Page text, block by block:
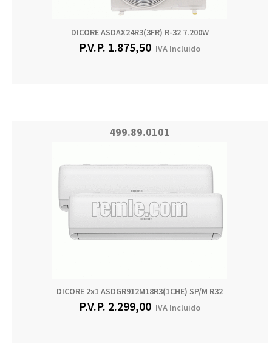
DICORE ASDAX24R3(3FR) R-32 7.200W
P.V.P. 1.875,50 IVA Incluido
499.89.0101
DICORE 2x1 ASDGR912M18R3(1CHE) SP/M R32
P.V.P. 2.299,00 IVA Incluido